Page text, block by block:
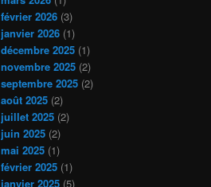
février 2026 (3)
janvier 2026 (1)
décembre 2025 (1)
novembre 2025 (2)
septembre 2025 (2)
août 2025 (2)
juillet 2025 (2)
juin 2025 (2)
mai 2025 (1)
février 2025 (1)
janvier 2025 (5)